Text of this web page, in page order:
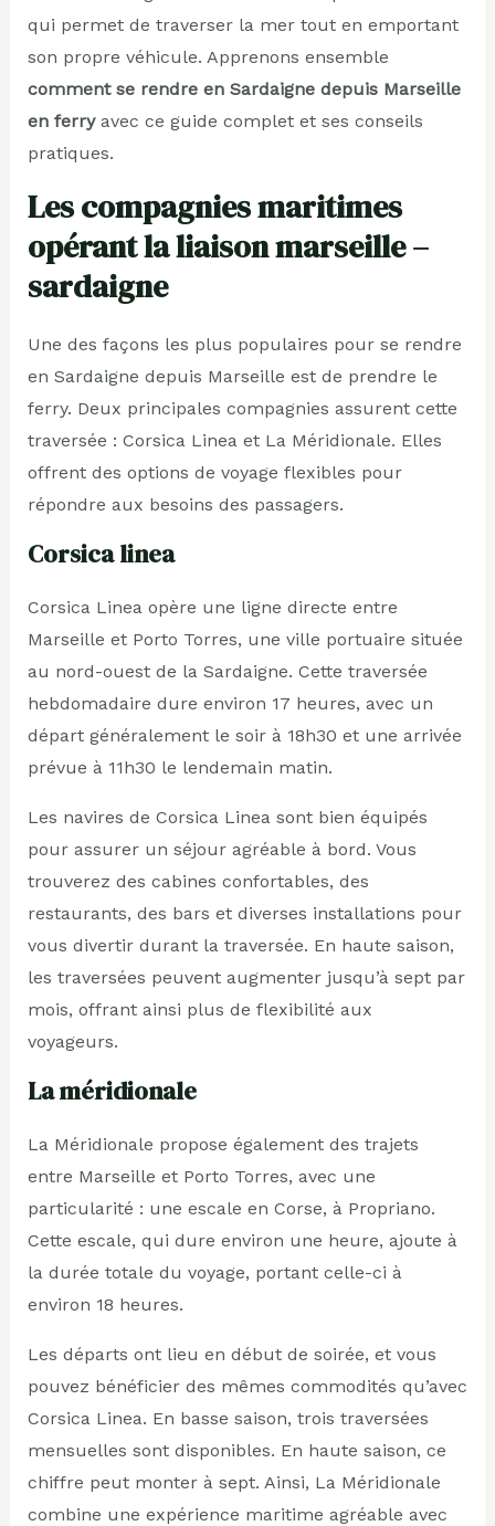
qui permet de traverser la mer tout en emportant
son propre véhicule. Apprenons ensemble
comment se rendre en Sardaigne depuis Marseille
en ferryavec ce guide complet et ses conseils
pratiques.
Les compagnies maritimes
opérant la liaison marseille –
sardaigne
Une des façons les plus populaires pour se rendre
en Sardaigne depuis Marseille est de prendre le
ferry. Deux principales compagnies assurent cette
traversée : Corsica Linea et La Méridionale. Elles
offrent des options de voyage flexibles pour
répondre aux besoins des passagers.
Corsica linea
Corsica Linea opère une ligne directe entre
Marseille et Porto Torres, une ville portuaire située
au nord-ouest de la Sardaigne. Cette traversée
hebdomadaire dure environ 17 heures, avec un
départ généralement le soir à 18h30 et une arrivée
prévue à 11h30 le lendemain matin.
Les navires de Corsica Linea sont bien équipés
pour assurer un séjour agréable à bord. Vous
trouverez des cabines confortables, des
restaurants, des bars et diverses installations pour
vous divertir durant la traversée. En haute saison,
les traversées peuvent augmenter jusqu’à sept par
mois, offrant ainsi plus de flexibilité aux
voyageurs.
La méridionale
La Méridionale propose également des trajets
entre Marseille et Porto Torres, avec une
particularité : une escale en Corse, à Propriano.
Cette escale, qui dure environ une heure, ajoute à
la durée totale du voyage, portant celle-ci à
environ 18 heures.
Les départs ont lieu en début de soirée, et vous
pouvez bénéficier des mêmes commodités qu’avec
Corsica Linea. En basse saison, trois traversées
mensuelles sont disponibles. En haute saison, ce
chiffre peut monter à sept. Ainsi, La Méridionale
combine une expérience maritime agréable avec